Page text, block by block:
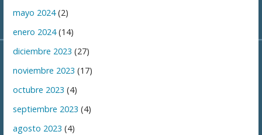
mayo 2024(2)
enero 2024(14)
diciembre 2023 (27)
noviembre 2023 (17)
octubre 2023 (4)
septiembre 2023 (4)
agosto 2023 (4)